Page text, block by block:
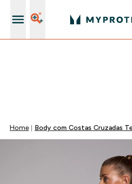
Home Body com Costas Cruzadas